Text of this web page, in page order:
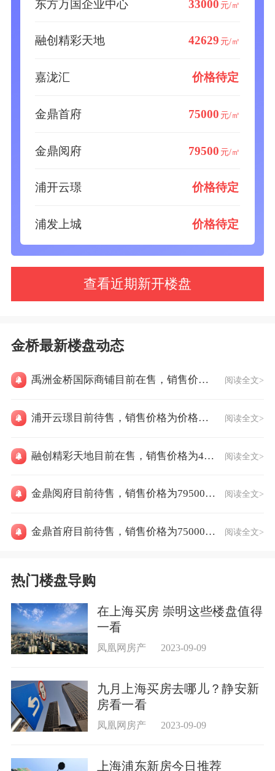
东方万国企业中心 33000 元/㎡
融创精彩天地 42629 元/㎡
嘉泷汇 价格待定
金鼎首府 75000 元/㎡
金鼎阅府 79500 元/㎡
浦开云璟 价格待定
浦发上城 价格待定
查看近期新开楼盘
金桥最新楼盘动态
禹洲金桥国际商铺目前在售，销售价格为40000元/㎡ 阅读全文>
浦开云璟目前待售，销售价格为价格待定 阅读全文>
融创精彩天地目前在售，销售价格为42629元/㎡ 阅读全文>
金鼎阅府目前待售，销售价格为79500元/㎡ 阅读全文>
金鼎首府目前待售，销售价格为75000元/㎡ 阅读全文>
热门楼盘导购
在上海买房 崇明这些楼盘值得
一看
凤凰网房产 2023-09-09
九月上海买房去哪儿？静安新
房看一看
凤凰网房产 2023-09-09
上海浦东新房今日推荐